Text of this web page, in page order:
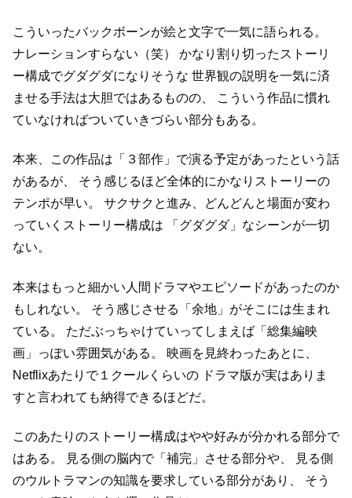
こういったバックボーンが絵と文字で一気に語られる。
ナレーションすらない（笑）
かなり割り切ったストーリ
ー構成でグダグダになりそうな 世界観の説明を一気に済
ませる手法は大胆ではあるものの、
こういう作品に慣れ
ていなければついていきづらい部分もある。
本来、この作品は「３部作」で演る予定があったという話
があるが、
そう感じるほど全体的にかなりストーリーの
テンポが早い。
サクサクと進み、どんどんと場面が変わ
っていくストーリー構成は 「グダグダ」なシーンが一切
ない。
本来はもっと細かい人間ドラマやエピソードがあったのか
もしれない。
そう感じさせる「余地」がそこには生まれ
ている。
ただぶっちゃけていってしまえば「総集編映
画」っぽい雰囲気がある。
映画を見終わったあとに、
Netflixあたりで１クールくらいの ドラマ版が実はありま
すと言われても納得できるほどだ。
このあたりのストーリー構成はやや好みが分かれる部分で
はある。
見る側の脳内で「補完」させる部分や、
見る側
のウルトラマンの知識を要求している部分があり、
そう